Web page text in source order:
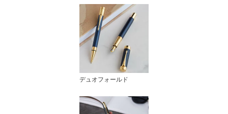
デュオフォールド